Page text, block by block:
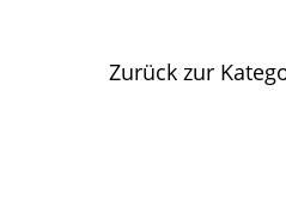
Zurück zur